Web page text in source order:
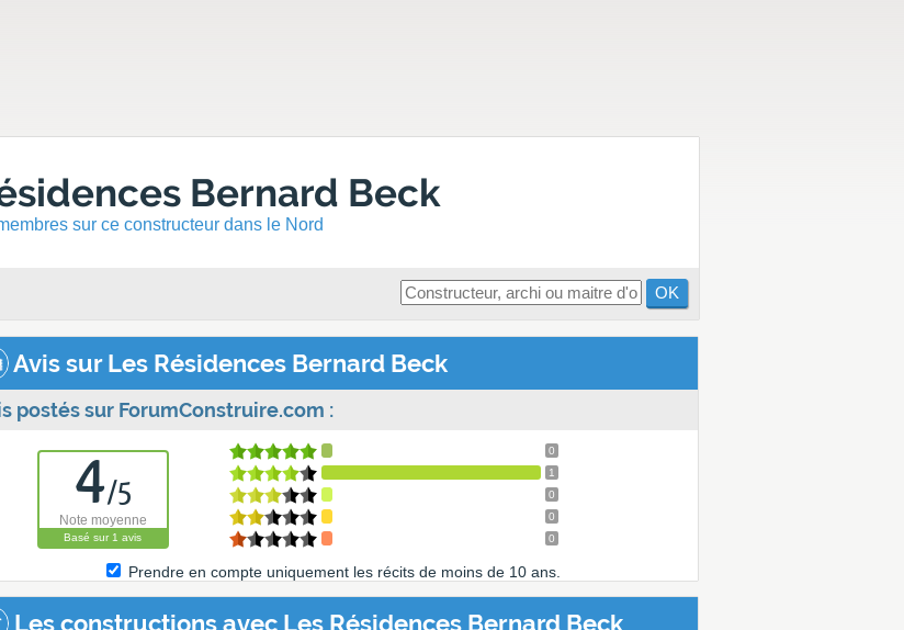
Bernard Beck
sur ce constructeur dans le Nord
OK
Avis sur Les Résidences Bernard Beck
postés sur ForumConstruire.com :
4/5
Note moyenne
Basé sur 1 avis
0
1
0
0
0
Prendre en compte uniquement les récits de moins de 10 ans.
Les constructions avec Les Résidences Bernard Beck